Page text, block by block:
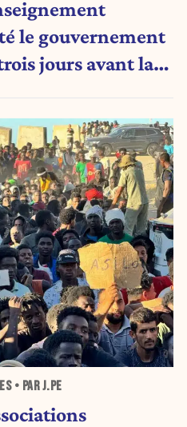
le gouvernement
jours avant la
• PAR J.PE